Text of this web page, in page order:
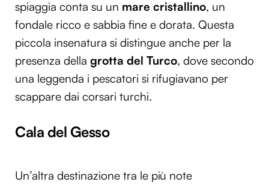
spiaggia conta su un mare cristallino, un
fondale ricco e sabbia fine e dorata. Questa
piccola insenatura si distingue anche per la
presenza della grotta del Turco, dove secondo
una leggenda i pescatori si rifugiavano per
scappare dai corsari turchi.
Cala del Gesso
Un’altra destinazione tra le più note